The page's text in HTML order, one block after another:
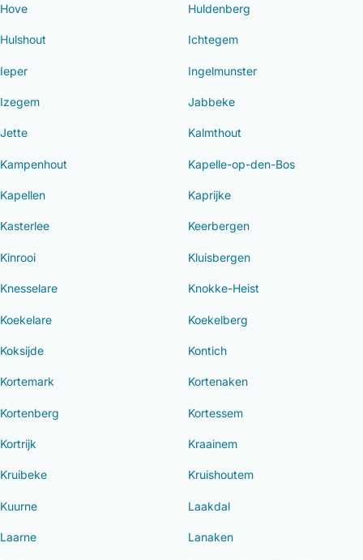
Hove Huldenberg
Hulshout Ichtegem
Ieper Ingelmunster
Izegem Jabbeke
Jette Kalmthout
Kampenhout Kapelle-op-den-Bos
Kapellen Kaprijke
Kasterlee Keerbergen
Kinrooi Kluisbergen
Knesselare Knokke-Heist
Koekelare Koekelberg
Koksijde Kontich
Kortemark Kortenaken
Kortenberg Kortessem
Kortrijk Kraainem
Kruibeke Kruishoutem
Kuurne Laakdal
Laarne Lanaken